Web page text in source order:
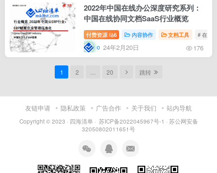
2022年中国在线办公深度研究系列：
中国在线协同文档SaaS行业概览
付费资源 6 内容协作 文档工具 # 在线
24年2月20日 176
1 2 20 跳转
友链申请 隐私政策 广告合作 关于我们 站内导航
Copyright © 2023 · 四海清单· 苏ICP备2022045967号-1 · 苏公网安备
32050802011651号